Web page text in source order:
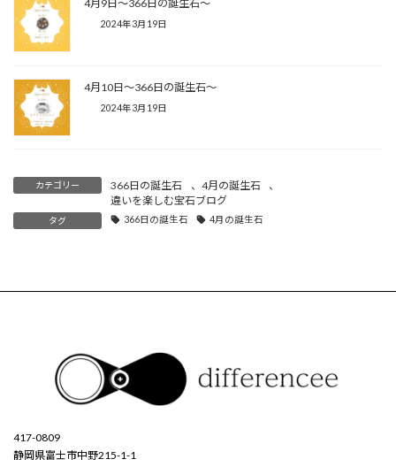
4月9日〜366日の誕生石〜
2024年3月19日
4月10日〜366日の誕生石〜
2024年3月19日
カテゴリー 366日の誕生石 、 4月の誕生石
、
違いを楽しむ宝石ブログ
タグ 366日の誕生石 4月の誕生石
417-0809
静岡県富士市中野215-1-1